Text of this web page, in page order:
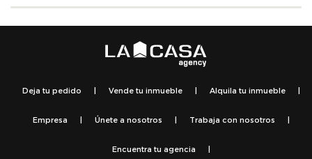
Deja tu pedido | Vende tu inmueble | Alquila tu inmueble |
Empresa | Únete a nosotros | Trabaja con nosotros |
Encuentra tu agencia |